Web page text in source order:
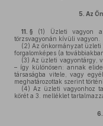
5. Az
11. § (1) Üzleti vagyon
törzsvagyonán kívüli vagyon.
(2) Az önkormányzat
forgalomképes (a
(3) Az üzleti vagyontárgy,
– így különösen: annak
társaságba vitele, vagy
meghatározottak szerint
(4) Az üzleti vagyonhoz
körét a 3. melléklet
6.